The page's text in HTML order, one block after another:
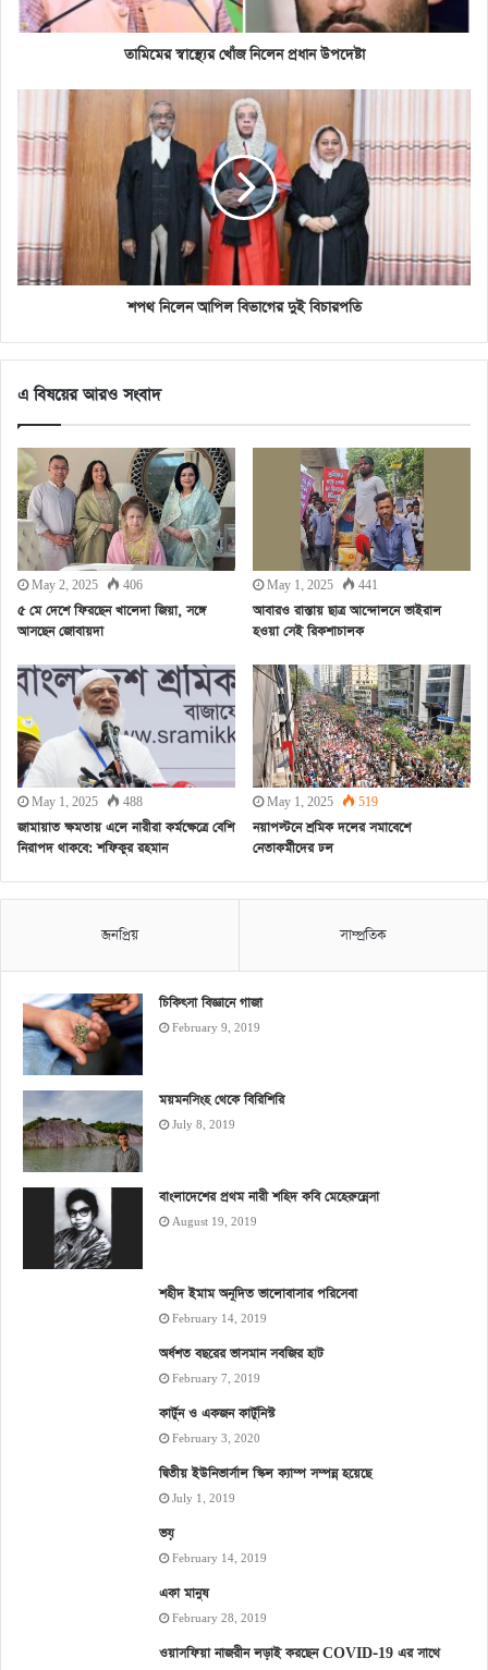
তামিমের স্বাস্থ্যের খোঁজ নিলেন প্রধান উপদেষ্টা
শপথ নিলেন আপিল বিভাগের দুই বিচারপতি
এ বিষয়ের আরও সংবাদ
May 2, 2025 406
৫ মে দেশে ফিরছেন খালেদা জিয়া, সঙ্গে
আসছেন জোবায়দা
May 1, 2025 441
আবারও রাস্তায় ছাত্র আন্দোলনে ভাইরাল
হওয়া সেই রিকশাচালক
May 1, 2025 488
জামায়াত ক্ষমতায় এলে নারীরা কর্মক্ষেত্রে বেশি
নিরাপদ থাকবে: শফিকুর রহমান
May 1, 2025 519
নয়াপল্টনে শ্রমিক দলের সমাবেশে
নেতাকর্মীদের ঢল
জনপ্রিয় সাম্প্রতিক
চিকিৎসা বিজ্ঞানে গাজা
February 9, 2019
ময়মনসিংহ থেকে বিরিশিরি
July 8, 2019
বাংলাদেশের প্রথম নারী শহিদ কবি মেহেরুন্নেসা
August 19, 2019
শহীদ ইমাম অনূদিত ভালোবাসার পরিসেবা
February 14, 2019
অর্ধশত বছরের ভাসমান সবজির হাট
February 7, 2019
কার্টুন ও একজন কার্টুনিস্ট
February 3, 2020
দ্বিতীয় ইউনিভার্সাল স্কিল ক্যাম্প সম্পন্ন হয়েছে
July 1, 2019
ভয়
February 14, 2019
একা মানুষ
February 28, 2019
ওয়াসফিয়া নাজরীন লড়াই করছেন COVID-19 এর সাথে